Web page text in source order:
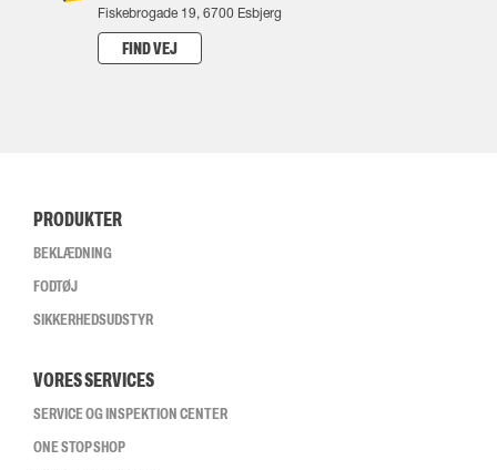
Fiskebrogade 19, 6700 Esbjerg
FIND VEJ
PRODUKTER
BEKLÆDNING
FODTØJ
SIKKERHEDSUDSTYR
VORES SERVICES
SERVICE OG INSPEKTION CENTER
ONE STOP SHOP